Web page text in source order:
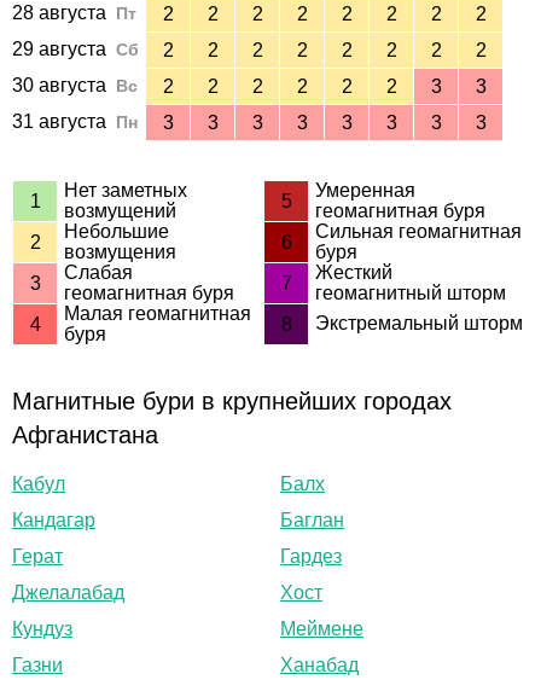
28 августа
Пт 2 2 2 2 2 2 2
2
29 августа Сб 2 2 2 2 2 2 2
2
30 августа
Вс 2 2 2 2 2 2 3
3
31 августа
Пн 3 3 3 3 3 3 3 3
1
Нет заметных
возмущений
5
Умеренная
геомагнитная буря
2
Небольшие
возмущения
6
Сильная геомагнитная
буря
3
Слабая
геомагнитная буря
7
Жесткий
геомагнитный шторм
4
Малая геомагнитная
буря
8 Экстремальный шторм
Магнитные бури в крупнейших городах
Афганистана
Кабул
Кандагар
Герат
Джелалабад
Кундуз
Газни
Балх
Баглан
Гардез
Хост
Меймене
Ханабад